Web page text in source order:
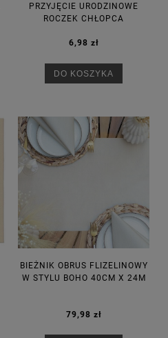
PRZYJĘCIE URODZINOWE
ROCZEK CHŁOPCA
6,98 zł
DO KOSZYKA
BIEŻNIK OBRUS FLIZELINOWY
W STYLU BOHO 40CM X 24M
79,98 zł